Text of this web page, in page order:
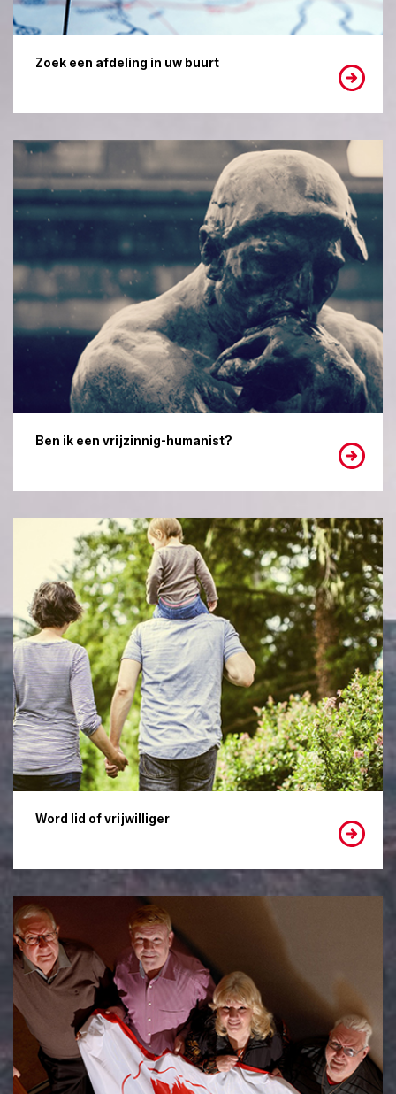
Zoek een afdeling in uw buurt
Ben ik een vrijzinnig-humanist?
Word lid of vrijwilliger